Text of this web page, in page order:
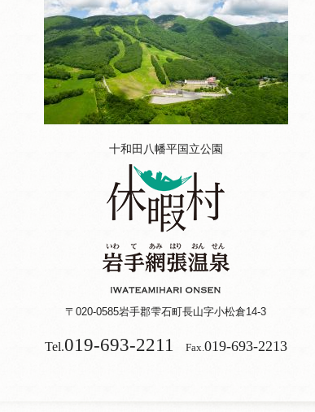
十和田八幡平国立公園
〒020-0585岩手郡雫石町長山字小松倉14-3
Tel.019-693-2211 Fax. 019-693-2213